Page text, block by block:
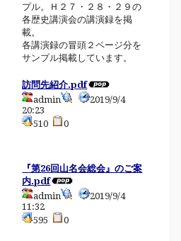
プル。Ｈ２７・２８・２９の
各歴史講演会の講演録を掲
載。
各講演録の冒頭２ページ分を
サンプル掲載しています。
訪問先紹介.pdf
admin
2019/9/4
20:23
510
0
『第26回山名会総会』のご案
内.pdf
admin
2019/9/4
11:32
595
0